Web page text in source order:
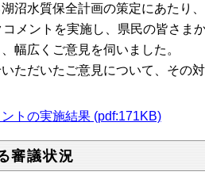
沼水質保全計画の策定にあたり
メントを実施し、県民の皆さま
幅広くご意見を伺いました。
ただいたご意見について、その
トの実施結果 (pdf:171KB)
審議状況